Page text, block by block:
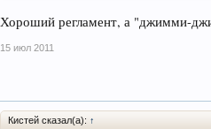
Хороший регламент, а "джимми-
15 июл 2011
Кистей сказал(а): ↑